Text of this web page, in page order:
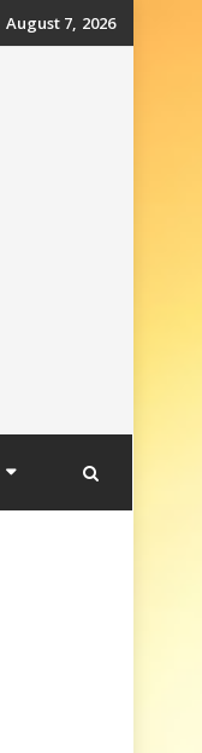
August 7, 2026